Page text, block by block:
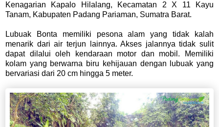
Kenagarian Kapalo Hilalang, Kecamatan 2 X 11 Kayu
Tanam, Kabupaten Padang Pariaman, Sumatra Barat.
Lubuak Bonta memiliki pesona alam yang tidak kalah
menarik dari air terjun lainnya. Akses jalannya tidak sulit
dapat dilalui oleh kendaraan motor dan mobil. Memiliki
kolam yang berwarna biru kehijauan dengan lubuak yang
bervariasi dari 20 cm hingga 5 meter.